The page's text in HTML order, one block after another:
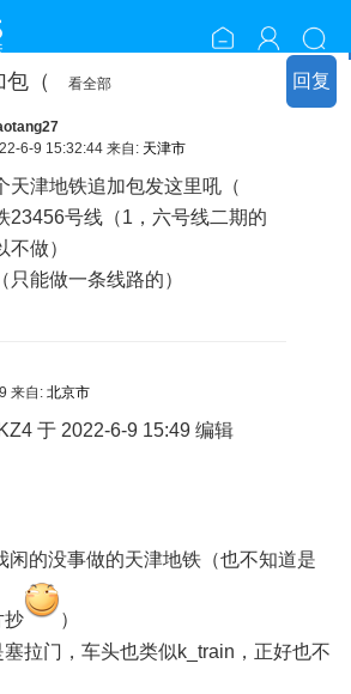
回复
包（ 看全部
6-9 15:32:44 来自: 天津市
天津地铁追加包发这里吼（
23456号线（1，六号线二期的
做）
只能做一条线路的）
来自: 北京市
于 2022-6-9 15:49 编辑
闲的没事做的天津地铁（也不知道是
抄 ）
拉门，车头也类似k_train，正好也不